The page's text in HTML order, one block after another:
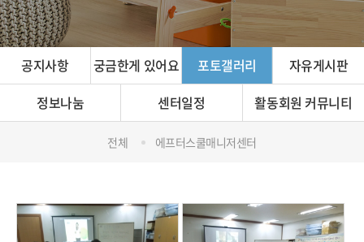
공지사항 궁금한게 있어요 포토갤러리
전체 에프터스쿨매니저센터
자유게시판
정보나눔
센터일정 활동회원 커뮤니티